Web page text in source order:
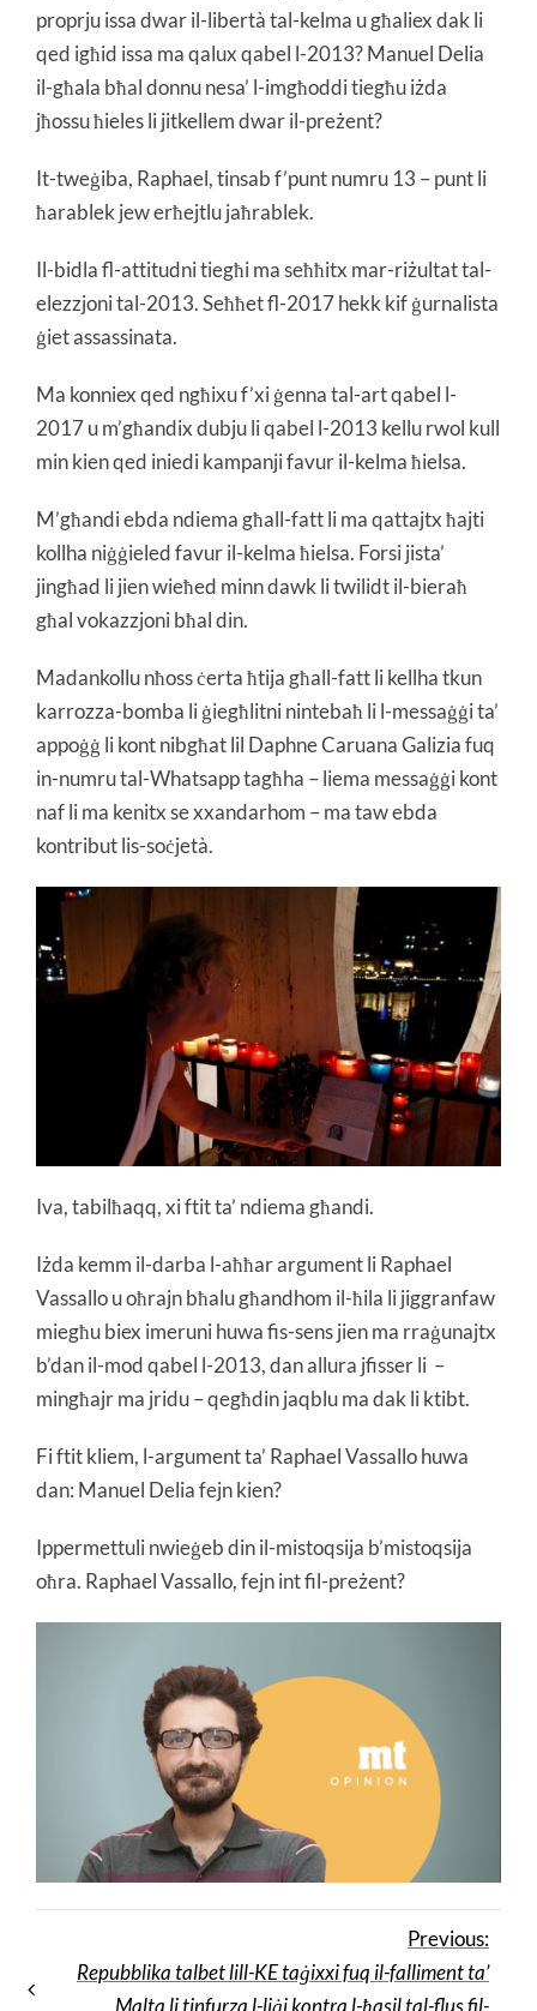
proprju issa dwar il-libertà tal-kelma u għaliex dak li
qed igħid issa ma qalux qabel l-2013? Manuel Delia
il-għala bħal donnu nesa’ l-imgħoddi tiegħu iżda
jħossu ħieles li jitkellem dwar il-preżent?
It-tweġiba, Raphael, tinsab f’punt numru 13 – punt li
ħarablek jew erħejtlu jaħrablek.
Il-bidla fl-attitudni tiegħi ma seħħitx mar-riżultat tal-
elezzjoni tal-2013. Seħħet fl-2017 hekk kif ġurnalista
ġiet assassinata.
Ma konniex qed ngħixu f’xi ġenna tal-art qabel l-
2017 u m’għandix dubju li qabel l-2013 kellu rwol kull
min kien qed iniedi kampanji favur il-kelma ħielsa.
M’għandi ebda ndiema għall-fatt li ma qattajtx ħajti
kollha niġġieled favur il-kelma ħielsa. Forsi jista’
jingħad li jien wieħed minn dawk li twilidt il-bieraħ
għal vokazzjoni bħal din.
Madankollu nħoss ċerta ħtija għall-fatt li kellha tkun
karrozza-bomba li ġiegħlitni nintebaħ li l-messaġġi ta’
appoġġ li kont nibgħat lil Daphne Caruana Galizia fuq
in-numru tal-Whatsapp tagħha – liema messaġġi kont
naf li ma kenitx se xxandarhom – ma taw ebda
kontribut lis-soċjetà.
Iva, tabilħaqq, xi ftit ta’ ndiema għandi.
Iżda kemm il-darba l-aħħar argument li Raphael
Vassallo u oħrajn bħalu għandhom il-ħila li jiggranfaw
miegħu biex imeruni huwa fis-sens jien ma rraġunajtx
b’dan il-mod qabel l-2013, dan allura jfisser li –
mingħajr ma jridu – qegħdin jaqblu ma dak li ktibt.
Fi ftit kliem, l-argument ta’ Raphael Vassallo huwa
dan: Manuel Delia fejn kien?
Ippermettuli nwieġeb din il-mistoqsija b’mistoqsija
oħra. Raphael Vassallo, fejn int fil-preżent?
Previous:
Repubblika talbet lill-KE taġixxi fuq il-falliment ta’
Malta li tinfurza l-liġi kontra l-ħasil tal-flus fil-